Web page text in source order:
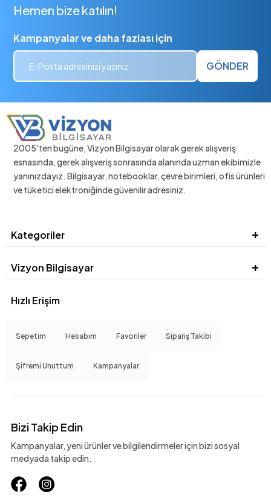
Hemen bize katılın!
Kampanyalar ve daha fazlası için
GÖNDER
2005'ten bugüne, Vizyon Bilgisayar olarak gerek alışveriş
esnasında, gerek alışveriş sonrasında alanında uzman ekibimizle
yanınızdayız. Bilgisayar, notebooklar, çevre birimleri, ofis ürünleri
ve tüketici elektroniğinde güvenilir adresiniz.
Kategoriler
Vizyon Bilgisayar
Hızlı Erişim
Sepetim Hesabım Favoriler Sipariş Takibi
Şifremi Unuttum Kampanyalar
Bizi Takip Edin
Kampanyalar, yeni ürünler ve bilgilendirmeler için bizi sosyal
medyada takip edin.